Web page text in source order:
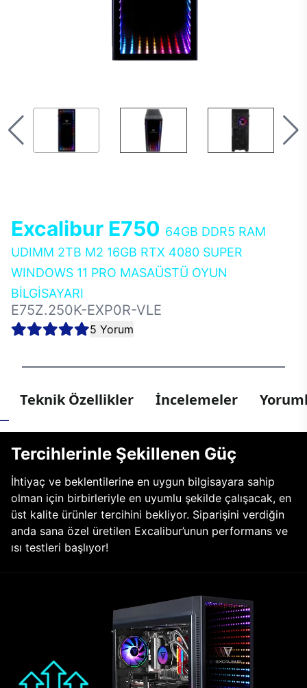
Excalibur E750 64GB DDR5 RAM
UDIMM 2TB M2 16GB RTX 4080 SUPER
WINDOWS 11 PRO MASAÜSTÜ OYUN
BİLGİSAYARI
E75Z.250K-EXP0R-VLE
5 Yorum
Teknik Özellikler İncelemeler
Tercihlerinle Şekillenen Güç
İhtiyaç ve beklentilerine en uygun bilgisayara sahip
olman için birbirleriyle en uyumlu şekilde çalışacak, en
üst kalite ürünler tercihini bekliyor. Siparişini verdiğin
anda sana özel üretilen Excalibur’unun performans ve
ısı testleri başlıyor!